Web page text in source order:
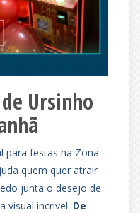
Ursinho
para festas na Zona
quem quer atrair
junta o desejo de
visual incrível. De